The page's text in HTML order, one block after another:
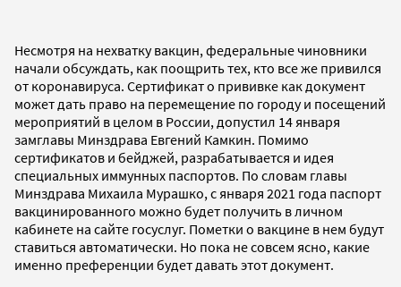
Несмотря на нехватку вакцин, федеральные чиновники
начали обсуждать, как поощрить тех, кто все же привился
от коронавируса. Cертификат о прививке как документ
может дать право на перемещение по городу и посещений
мероприятий в целом в России, допустил 14 января
замглавы Минздрава Евгений Камкин. Помимо
сертификатов и бейджей, разрабатывается и идея
специальных иммунных паспортов. По словам главы
Минздрава Михаила Мурашко, с января 2021 года паспорт
вакцинированного можно будет получить в личном
кабинете на сайте госуслуг. Пометки о вакцине в нем будут
ставиться автоматически. Но пока не совсем ясно, какие
именно преференции будет давать этот документ.